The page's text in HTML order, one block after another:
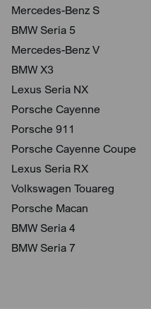
Mercedes-Benz S
BMW Seria 5
Mercedes-Benz V
BMW X3
Lexus Seria NX
Porsche Cayenne
Porsche 911
Porsche Cayenne Coupe
Lexus Seria RX
Volkswagen Touareg
Porsche Macan
BMW Seria 4
BMW Seria 7